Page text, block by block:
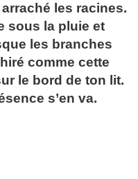
les racines.
sous la pluie et
les branches
comme cette
le bord de ton lit.
s’en va.